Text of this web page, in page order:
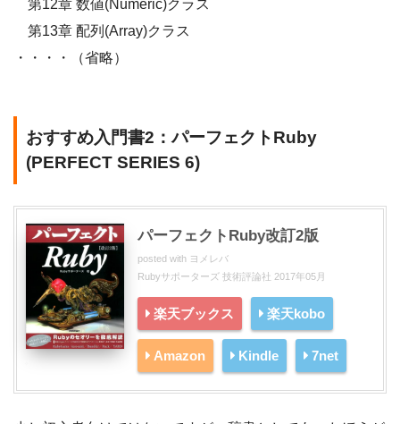
第12章 数値(Numeric)クラス
第13章 配列(Array)クラス
・・・・（省略）
おすすめ入門書2：パーフェクトRuby
(PERFECT SERIES 6)
パーフェクトRuby改訂2版
posted with ヨメレバ
Rubyサポーターズ 技術評論社 2017年05月
楽天ブックス 楽天kobo
Amazon Kindle 7net